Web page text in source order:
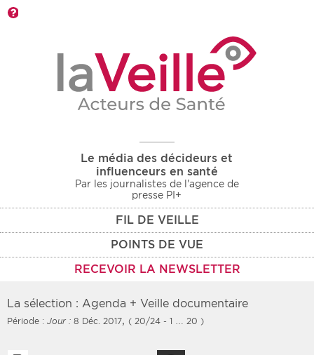
Le média des décideurs et
influenceurs en santé
Par les journalistes de l'agence de
presse PI+
FIL DE VEILLE
POINTS DE VUE
RECEVOIR LA NEWSLETTER
La sélection : Agenda + Veille documentaire
Période : Jour : 8 Déc. 2017, ( 20/24 - 1 … 20 )